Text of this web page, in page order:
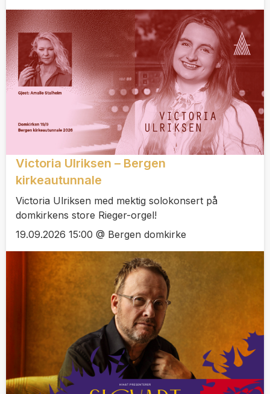
Victoria Ulriksen – Bergen
kirkeautunnale
Victoria Ulriksen med mektig solokonsert på
domkirkens store Rieger-orgel!
19.09.2026 15:00 @ Bergen domkirke